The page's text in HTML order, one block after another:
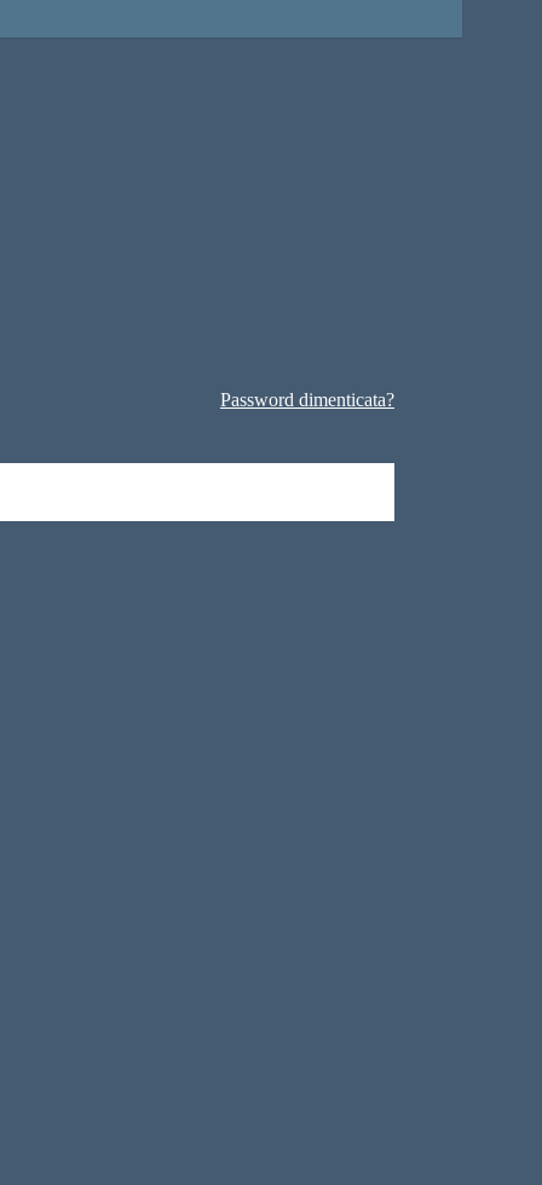
Password dimenticata?
– a.s.